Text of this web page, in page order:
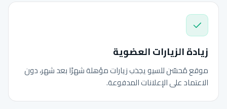
زيادة الزيارات العضوية
موقع مُحسّن للسيو يجذب زيارات مؤهلة شهرًا بعد شهر، دون
الاعتماد على الإعلانات المدفوعة.